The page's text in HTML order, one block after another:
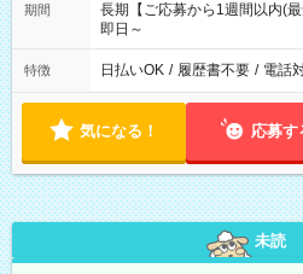
期間
長期【ご応募から1週間以内(
即日～
特徴 日払いOK / 履歴書不要 / 電話
気になる！ 応募す
未読